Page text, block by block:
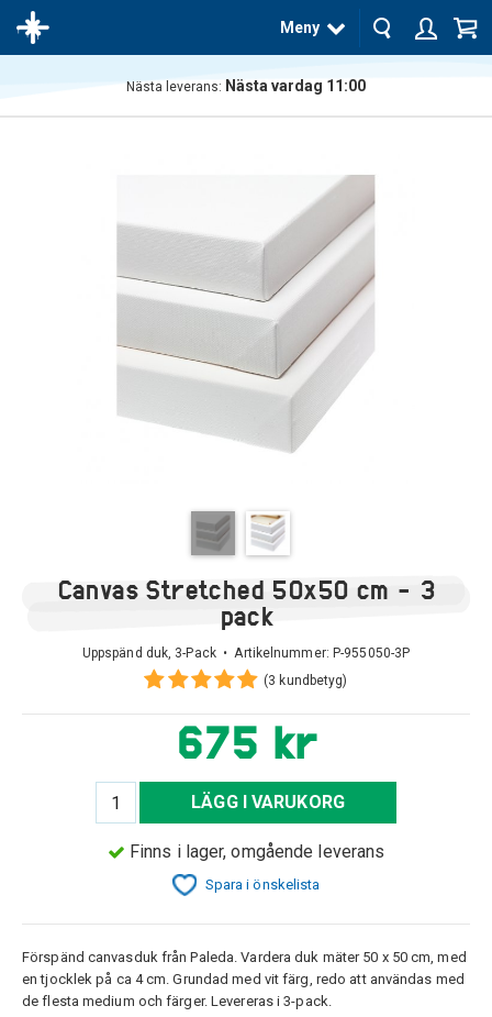
Meny
Nästa leverans: Nästa vardag 11:00
Canvas Stretched 50x50 cm - 3
pack
Uppspänd duk, 3-Pack • Artikelnummer: P-955050-3P
(3 kundbetyg)
675 kr
LÄGG I VARUKORG
Finns i lager, omgående leverans
Spara i önskelista
Förspänd canvasduk från Paleda. Vardera duk mäter 50 x 50 cm, med
en tjocklek på ca 4 cm. Grundad med vit färg, redo att användas med
de flesta medium och färger. Levereras i 3-pack.